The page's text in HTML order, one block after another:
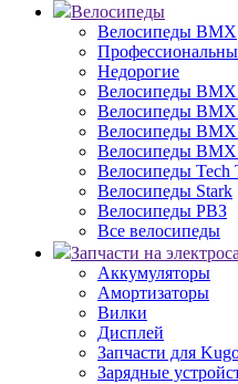
Велосипеды
Велосипеды BMX
Недорогие
Велосипеды BMX
Велосипеды BMX
Велосипеды BMX
Велосипеды BMX
Велосипеды Tech
Велосипеды Stark
Велосипеды РВЗ
Все велосипеды
Запчасти на
Аккумуляторы
Амортизаторы
Вилки
Дисплей
Запчасти для
Зарядные